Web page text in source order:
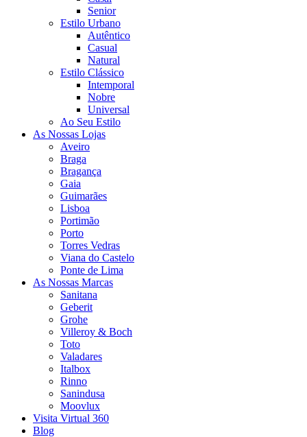
Senior
Estilo Urbano
Autêntico
Casual
Natural
Estilo Clássico
Intemporal
Nobre
Universal
Ao Seu Estilo
As Nossas Lojas
Aveiro
Braga
Bragança
Gaia
Guimarães
Lisboa
Portimão
Porto
Torres Vedras
Viana do Castelo
Ponte de Lima
As Nossas Marcas
Sanitana
Geberit
Grohe
Villeroy & Boch
Toto
Valadares
Italbox
Rinno
Sanindusa
Moovlux
Visita Virtual 360
Blog